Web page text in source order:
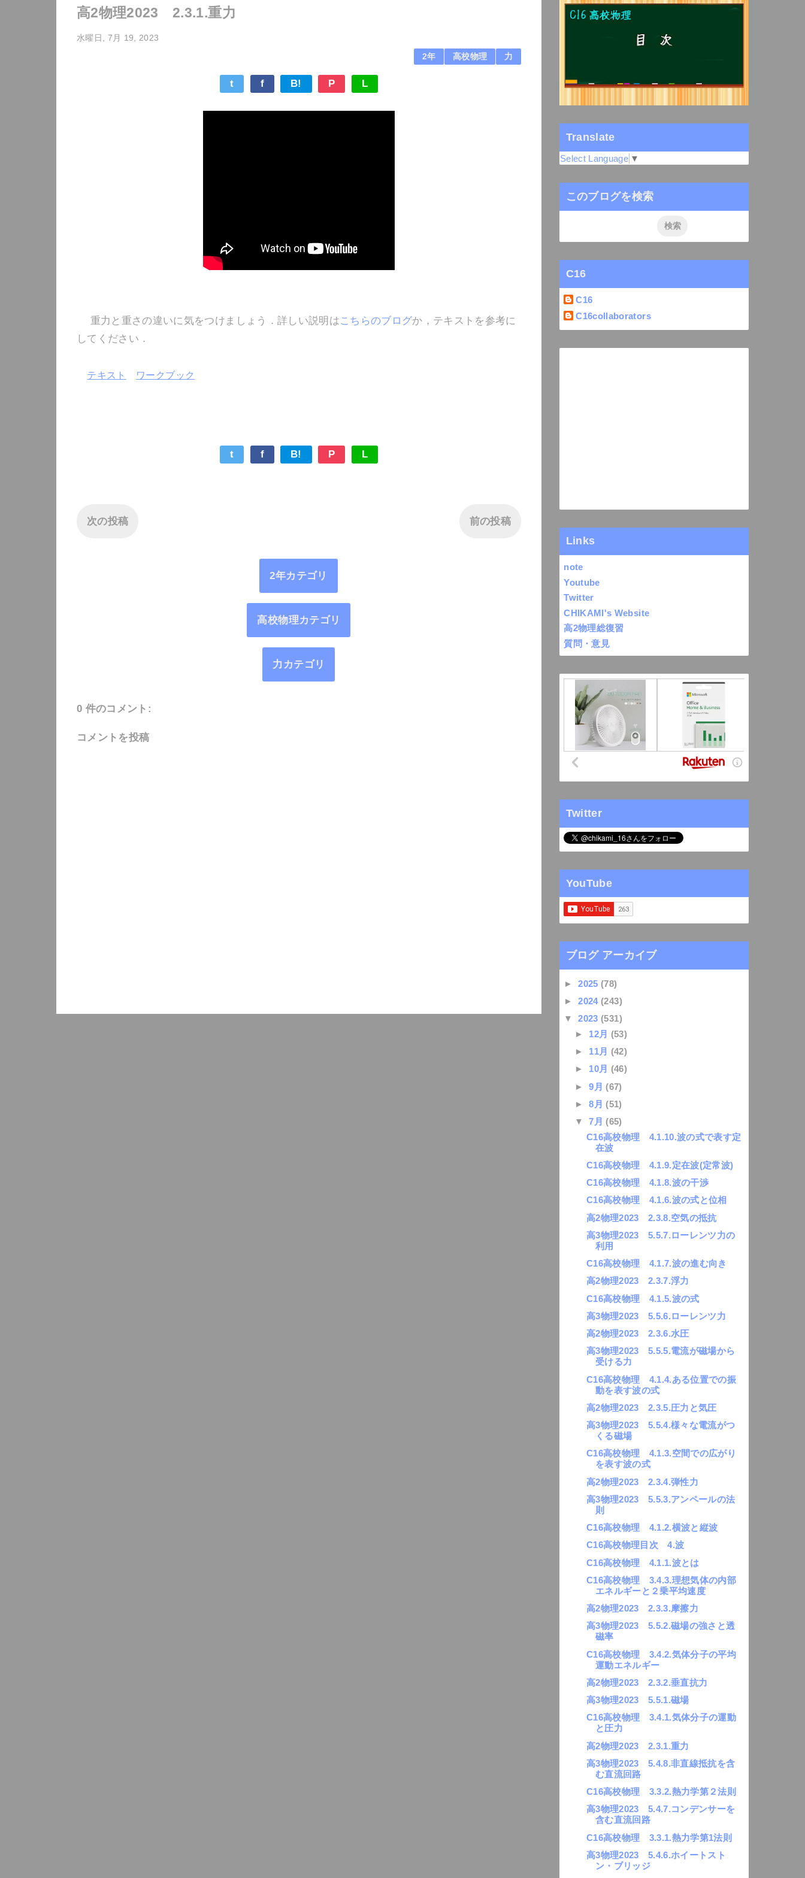
高2物理2023 2.3.1.重力
水曜日, 7月 19, 2023
2年 高校物理 力
t f B! P L
重力と重さの違いに気をつけましょう．詳しい説明はこちらのブログか，テキストを参考に
してください．
テキスト ワークブック
t f B! P L
次の投稿 前の投稿
2年カテゴリ
高校物理カテゴリ
力カテゴリ
0 件のコメント:
コメントを投稿
Translate
Select Language ▼
このブログを検索
C16
C16
C16collaborators
Links
note
Youtube
Twitter
CHIKAMI's Website
高2物理総復習
質問・意見
Twitter
YouTube
ブログ アーカイブ
►2025 (78)
►2024 (243)
▼2023 (531)
► 12月 (53)
► 11月 (42)
► 10月 (46)
►9月 (67)
►8月 (51)
▼7月 (65)
C16高校物理 4.1.10.波の式で表す定
在波
C16高校物理 4.1.9.定在波(定常波)
C16高校物理 4.1.8.波の干渉
C16高校物理 4.1.6.波の式と位相
高2物理2023 2.3.8.空気の抵抗
高3物理2023 5.5.7.ローレンツ力の
利用
C16高校物理 4.1.7.波の進む向き
高2物理2023 2.3.7.浮力
C16高校物理 4.1.5.波の式
高3物理2023 5.5.6.ローレンツ力
高2物理2023 2.3.6.水圧
高3物理2023 5.5.5.電流が磁場から
受ける力
C16高校物理 4.1.4.ある位置での振
動を表す波の式
高2物理2023 2.3.5.圧力と気圧
高3物理2023 5.5.4.様々な電流がつ
くる磁場
C16高校物理 4.1.3.空間での広がり
を表す波の式
高2物理2023 2.3.4.弾性力
高3物理2023 5.5.3.アンペールの法
則
C16高校物理 4.1.2.横波と縦波
C16高校物理目次 4.波
C16高校物理 4.1.1.波とは
C16高校物理 3.4.3.理想気体の内部
エネルギーと２乗平均速度
高2物理2023 2.3.3.摩擦力
高3物理2023 5.5.2.磁場の強さと透
磁率
C16高校物理 3.4.2.気体分子の平均
運動エネルギー
高2物理2023 2.3.2.垂直抗力
高3物理2023 5.5.1.磁場
C16高校物理 3.4.1.気体分子の運動
と圧力
高2物理2023 2.3.1.重力
高3物理2023 5.4.8.非直線抵抗を含
む直流回路
C16高校物理 3.3.2.熱力学第２法則
高3物理2023 5.4.7.コンデンサーを
含む直流回路
C16高校物理 3.3.1.熱力学第1法則
高3物理2023 5.4.6.ホイートスト
ン・ブリッジ